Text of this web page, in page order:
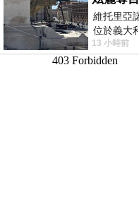
維托里亞
位於義大
用以紀念
13 小時前